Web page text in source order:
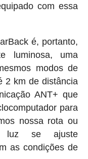
com essa
é, portanto,
luminosa, uma
modos de
2 km de distância
ANT+ que
para
nossa rota ou
se ajuste
as condições de